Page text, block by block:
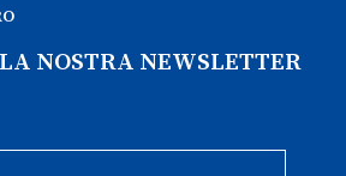
NOSTRA NEWSLETTER